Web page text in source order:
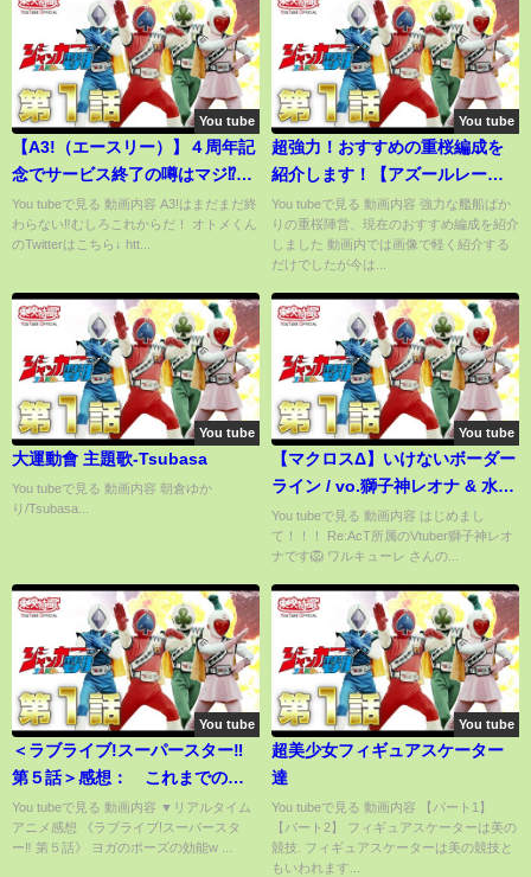
You tube
【A3!（エースリー）】４周年記
念でサービス終了の噂はマジ⁉ス
カウトはまさかの神引き‼
You tubeで見る 動画内容 A3!はまだまだ終
わらない‼むしろこれからだ！ オトメくん
のTwitterはこちら↓ htt...
You tube
超強力！おすすめの重桜編成を
紹介します！【アズールレー
ン】
You tubeで見る 動画内容 強力な艦船ばか
りの重桜陣営、現在のおすすめ編成を紹介
しました 動画内では画像で軽く紹介する
だけでしたが今は...
You tube
大運動會 主題歌-Tsubasa
You tubeで見る 動画内容 朝倉ゆか
り/Tsubasa...
You tube
【マクロスΔ】いけないボーダー
ライン / vo.獅子神レオナ & 水瓶
ミア【歌ってみた】
You tubeで見る 動画内容 はじめまし
て！！！ Re:AcT所属のVtuber獅子神レオ
ナです🦁 ワルキューレ さんの...
You tube
＜ラブライブ!スーパースター‼︎
第５話＞感想： これまでのシ
リーズとは違う、5人のそれぞれ
の葛藤に焦点を当てていく緩や
かさが新鮮。
You tubeで見る 動画内容 ▼リアルタイム
アニメ感想 《ラブライブ!スーパースタ
ー‼︎ 第５話》 ヨガのポーズの効能w ...
You tube
超美少女フィギュアスケーター
達
You tubeで見る 動画内容 【パート1】
【パート2】 フィギュアスケーターは美の
競技. フィギュアスケーターは美の競技と
もいわれます...